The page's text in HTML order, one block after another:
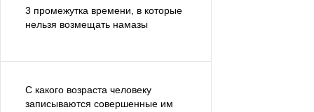
3 промежутка времени, в которые
нельзя возмещать намазы
С какого возраста человеку
записываются совершенные им